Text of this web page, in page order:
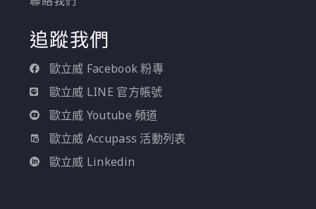
追蹤我們
歐立威 Facebook 粉專
歐立威 LINE 官方帳號
歐立威 Youtube 頻道
歐立威 Accupass 活動列表
歐立威 Linkedin